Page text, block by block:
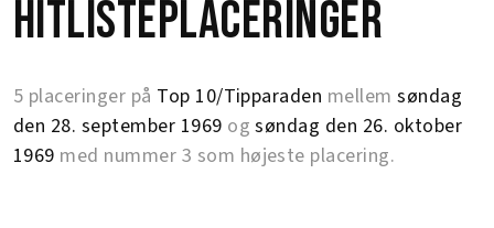
Hitlisteplaceringer
5 placeringer på Top 10/Tipparaden mellemsøndag
den 28. september 1969 ogsøndag den 26. oktober
1969 med nummer 3 som højeste placering.